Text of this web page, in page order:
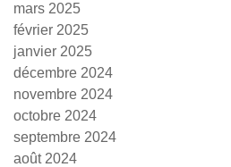
mars 2025
février 2025
janvier 2025
décembre 2024
novembre 2024
octobre 2024
septembre 2024
août 2024